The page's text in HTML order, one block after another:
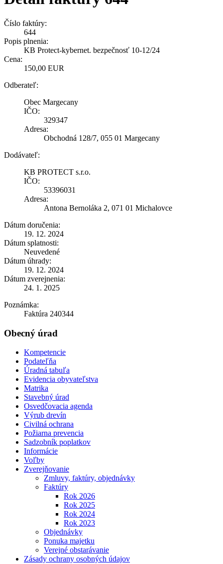
Číslo faktúry:
644
Popis plnenia:
KB Protect-kybernet. bezpečnosť 10-12/24
Cena:
150,00 EUR
Odberateľ:
Obec Margecany
IČO:
329347
Adresa:
Obchodná 128/7, 055 01 Margecany
Dodávateľ:
KB PROTECT s.r.o.
IČO:
53396031
Adresa:
Antona Bernoláka 2, 071 01 Michalovce
Dátum doručenia:
19. 12. 2024
Dátum splatnosti:
Neuvedené
Dátum úhrady:
19. 12. 2024
Dátum zverejnenia:
24. 1. 2025
Poznámka:
Faktúra 240344
Obecný úrad
Kompetencie
Podateľňa
Úradná tabuľa
Evidencia obyvateľstva
Matrika
Stavebný úrad
Osvedčovacia agenda
Výrub drevín
Civilná ochrana
Požiarna prevencia
Sadzobník poplatkov
Informácie
Voľby
Zverejňovanie
Zmluvy, faktúry, objednávky
Faktúry
Rok 2026
Rok 2025
Rok 2024
Rok 2023
Objednávky
Ponuka majetku
Verejné obstarávanie
Zásady ochrany osobných údajov